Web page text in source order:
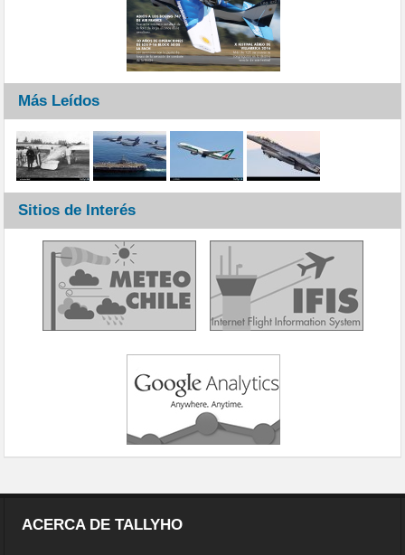
Más Leídos
Sitios de Interés
ACERCA DE TALLYHO